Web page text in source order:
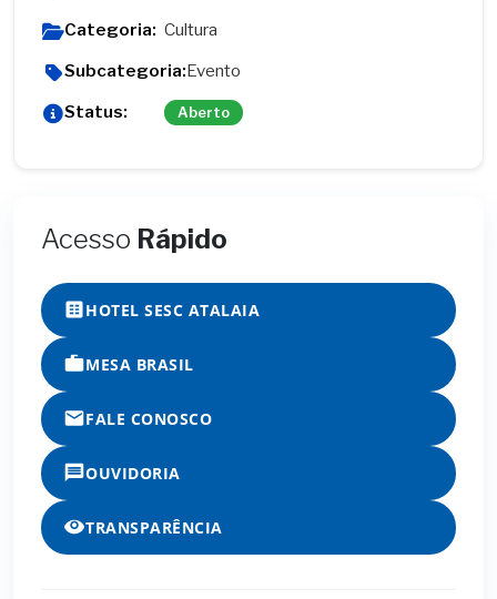
Categoria: Cultura
Subcategoria:Evento
Status:
Aberto
Acesso Rápido
HOTEL SESC ATALAIA
MESA BRASIL
FALE CONOSCO
OUVIDORIA
TRANSPARÊNCIA